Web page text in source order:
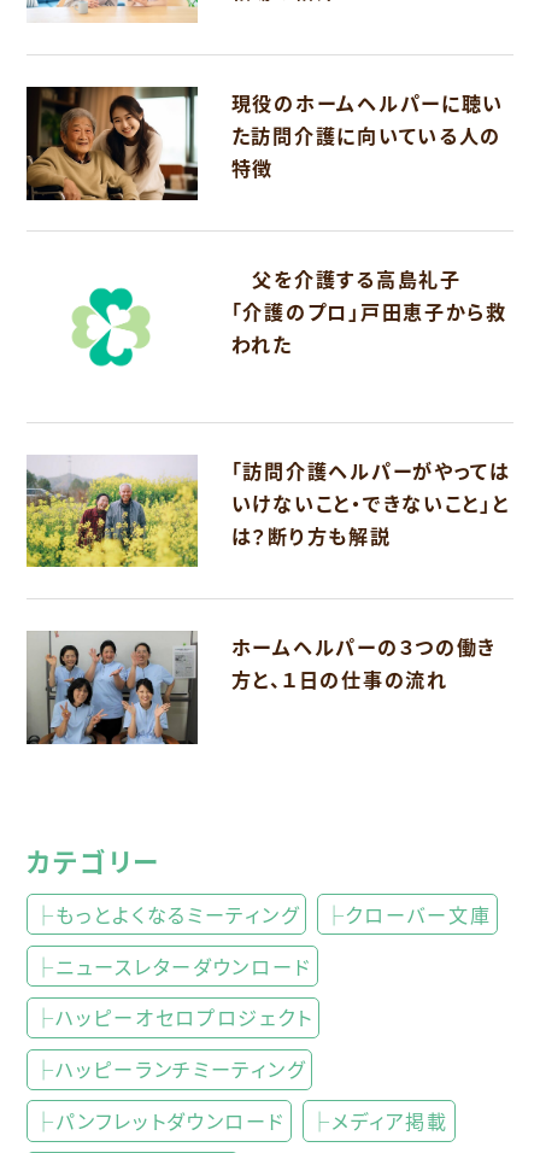
現役のホームヘルパーに聴い
た訪問介護に向いている人の
特徴
父を介護する高島礼子
「介護のプロ」戸田恵子から救
われた
「訪問介護ヘルパーがやっては
いけないこと・できないこと」と
は？断り方も解説
ホームヘルパーの３つの働き
方と、１日の仕事の流れ
カテゴリー
├もっとよくなるミーティング
├クローバー文庫
├ニュースレターダウンロード
├ハッピーオセロプロジェクト
├ハッピーランチミーティング
├パンフレットダウンロード
├メディア掲載